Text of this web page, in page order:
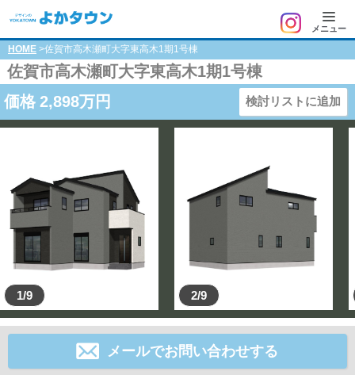
メニュー
HOME >佐賀市高木瀬町大字東高木1期1号棟
佐賀市高木瀬町大字東高木1期1号棟
価格 2,898万円 検討リストに追加
1/9 2/9
メールでお問い合わせする